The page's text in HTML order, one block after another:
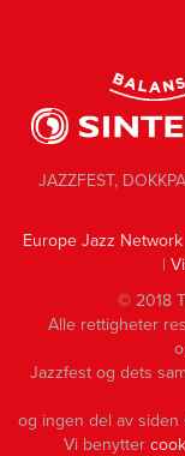
JAZZFEST,
Europe Jazz Network
|
© 2018
Alle rettigheter
Jazzfest og dets
og ingen del av
Vi benytter